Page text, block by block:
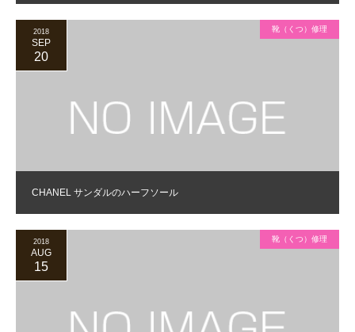
CHANEL サンダルのハーフソール
2018
SEP
20
靴（くつ）修理
2018
AUG
15
靴（くつ）修理